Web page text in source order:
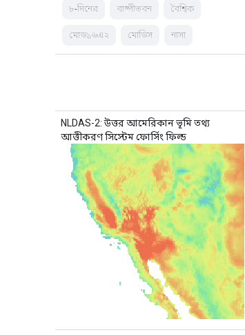
৮-দিনের বাষ্পীভবন বৈশ্বিক
মোড১৬এ২ মোডিস নাসা
NLDAS-2: উত্তর আমেরিকান ভূমি তথ্য
আত্তীকরণ সিস্টেম ফোর্সিং ফিল্ড